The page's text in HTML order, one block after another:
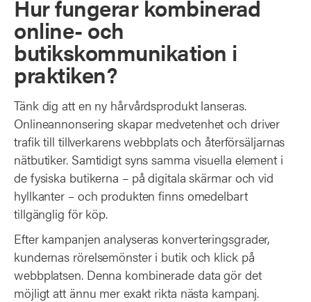
Hur fungerar kombinerad
online- och
butikskommunikation i
praktiken?
Tänk dig att en ny hårvårdsprodukt lanseras.
Onlineannonsering skapar medvetenhet och driver
trafik till tillverkarens webbplats och återförsäljarnas
nätbutiker. Samtidigt syns samma visuella element i
de fysiska butikerna – på digitala skärmar och vid
hyllkanter – och produkten finns omedelbart
tillgänglig för köp.
Efter kampanjen analyseras konverteringsgrader,
kundernas rörelsemönster i butik och klick på
webbplatsen. Denna kombinerade data gör det
möjligt att ännu mer exakt rikta nästa kampanj.